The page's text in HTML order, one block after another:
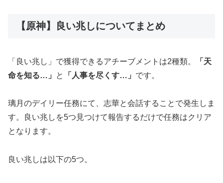
【原神】良い兆しについてまとめ
「良い兆し」で獲得できるアチーブメントは2種類。
「天
命を知る…」
と 「人事を尽くす…」 です。
璃月のデイリー任務にて、志華と会話することで発生しま
す。良い兆しを5つ見つけて報告するだけで任務はクリア
となります。
良い兆しは以下の5つ。